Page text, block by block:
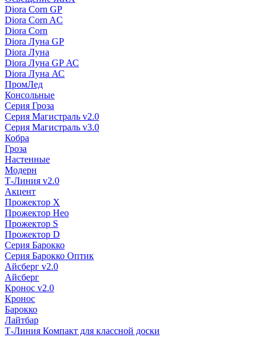
Diora Corn GP
Diora Corn AC
Diora Corn
Diora Луна GP
Diora Луна
Diora Луна GP АС
Diora Луна АС
ПромЛед
Консольные
Серия Гроза
Серия Магистраль v2.0
Серия Магистраль v3.0
Кобра
Гроза
Настенные
Модерн
Т-Линия v2.0
Акцент
Прожектор X
Прожектор Нео
Прожектор S
Прожектор D
Серия Барокко
Серия Барокко Оптик
Айсберг v2.0
Айсберг
Кронос v2.0
Кронос
Барокко
Лайтбар
Т-Линия Компакт для классной доски